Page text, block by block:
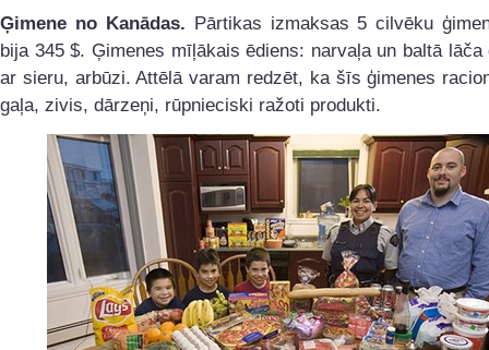
Ģimene no Kanādas. Pārtikas izmaksas 5 cilvēku
bija 345 $. Ģimenes mīļākais ēdiens: narvaļa un baltā lāča
ar sieru, arbūzi. Attēlā varam redzēt, ka šīs ģimenes
gaļa, zivis, dārzeņi, rūpnieciski ražoti produkti.